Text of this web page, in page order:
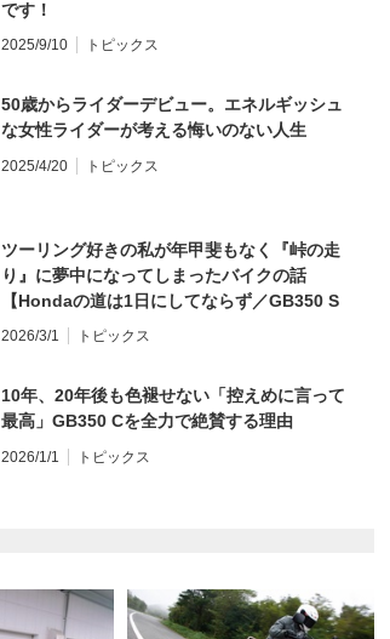
です！
2025/9/10 トピックス
50歳からライダーデビュー。エネルギッシュ
な女性ライダーが考える悔いのない人生
2025/4/20 トピックス
ツーリング好きの私が年甲斐もなく『峠の走
り』に夢中になってしまったバイクの話
【Hondaの道は1日にしてならず／GB350 S
インプレ・レビュー 前編】
2026/3/1 トピックス
10年、20年後も色褪せない「控えめに言って
最高」GB350 Cを全力で絶賛する理由
2026/1/1 トピックス